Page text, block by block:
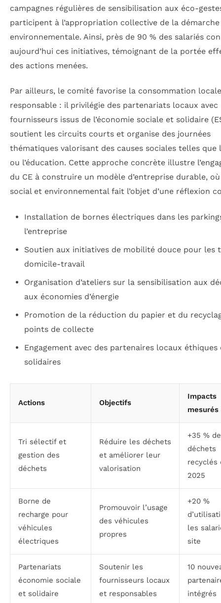
campagnes régulières de sensibilisation aux éco-
participent à l’appropriation collective de la démarche
environnementale. Ainsi, près de 90 % des salariés
aujourd’hui ces initiatives, témoignant de la portée
des actions menées.
Par ailleurs, le comité favorise la consommation
responsable : il privilégie des partenariats locaux avec
fournisseurs issus de l’économie sociale et solidaire
soutient les circuits courts et organise des journées
thématiques valorisant des causes sociales telles que
ou l’éducation. Cette approche concrète illustre
du CE à construire un modèle d’entreprise durable,
social et environnemental fait l’objet d’une réflexion
Installation de bornes électriques dans les
l’entreprise
Soutien aux initiatives de mobilité douce pour les
domicile-travail
Organisation d’ateliers sur la sensibilisation aux
aux économies d’énergie
Promotion de la réduction du papier et du
points de collecte
Engagement avec des partenaires locaux éthiques
solidaires
Actions Objectifs
Impacts
mesurés
Tri sélectif et
gestion des
déchets
Réduire les déchets
et améliorer leur
valorisation
+35 % de
déchets
recyclés
2025
Borne de
recharge pour
véhicules
électriques
Promouvoir l’usage
des véhicules
propres
+20 %
les
site
Partenariats
économie sociale
et solidaire
Soutenir les
fournisseurs locaux
et responsables
10
intégrés